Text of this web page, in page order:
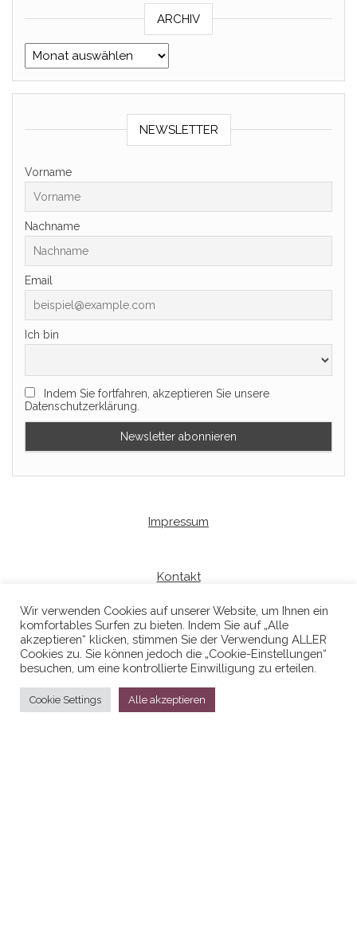
ARCHIV
Archiv
NEWSLETTER
Vorname
Nachname
Email
Ich bin
Indem Sie fortfahren, akzeptieren Sie unsere
Datenschutzerklärung.
Impressum
Kontakt
Datenschutzerklaerung
Stolz präsentiert vonWordPress
Wir verwenden Cookies auf unserer Website, um Ihnen ein
komfortables Surfen zu bieten. Indem Sie auf „Alle
akzeptieren“ klicken, stimmen Sie der Verwendung ALLER
Cookies zu. Sie können jedoch die „Cookie-Einstellungen“
besuchen, um eine kontrollierte Einwilligung zu erteilen.
Cookie Settings Alle akzeptieren